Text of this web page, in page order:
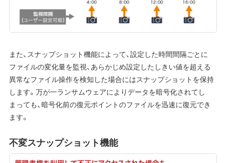
また、スナップショット機能によって、設定した時間間隔ごとに
ファイルの変化量を監視、あらかじめ設定したしきい値を超える
異常なファイル操作を検知した場合にはスナップショットを保持
します。万が一ランサムウェアによりデータを暗号化されてし
まっても、暗号化前の復元ポイントのファイルを迅速に復元でき
ます。
不変スナップショット機能